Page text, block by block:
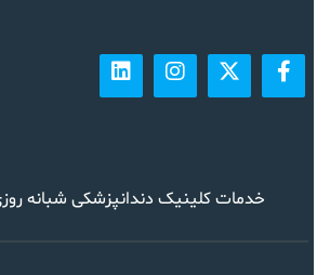
خدمات کلینیک دندانپزشکی شبانه